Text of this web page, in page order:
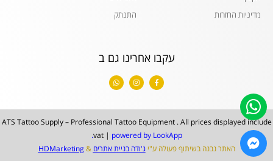
מדיניות החזרות
התנתק
עקבו אחרינו גם ב
F
a
c
o
o
k
f
I
n
s
g
r
a
m
W
h
a
a
p
p
ATS Tattoo Supply – Professional Tattoo Equipment . All prices displayed include
vat | powered by LookApp.
האתר נבנה בשיתוף פעולה ע"י ג'ודה בניית אתרים &
HDMarketing